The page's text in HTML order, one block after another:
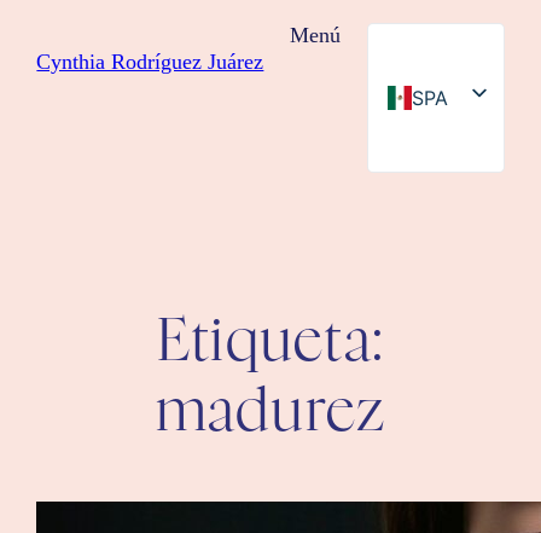
Cynthia Rodríguez Juárez
Menú
SPA
Etiqueta:
madurez